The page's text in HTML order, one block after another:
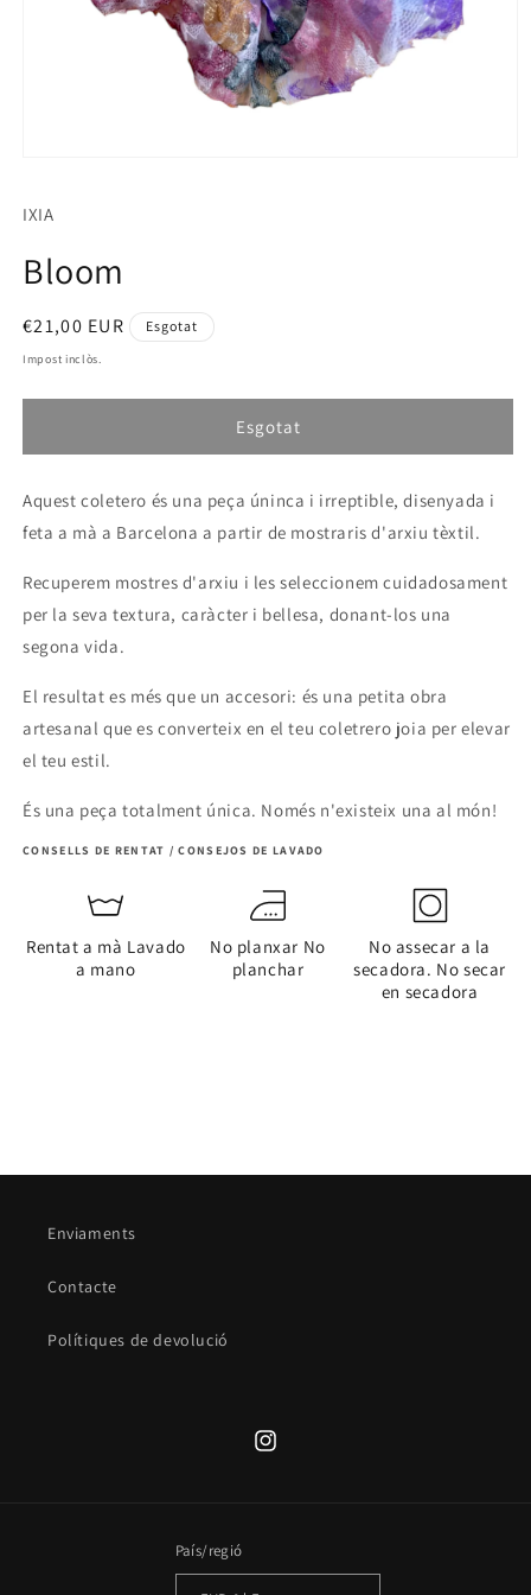
1
finestra
modal
IXIA
Bloom
Preu
habitual
€21,00 EUR Esgotat
Impost inclòs.
Esgotat
Aquest coletero és una peça úninca i irreptible, disenyada i
feta a mà a Barcelona a partir de mostraris d'arxiu tèxtil.
Recuperem mostres d'arxiu i les seleccionem cuidadosament
per la seva textura, caràcter i bellesa, donant-los una
segona vida.
El resultat es més que un accesori: és una petita obra
artesanal que es converteix en el teu coletrero joia per elevar
el teu estil.
És una peça totalment única. Només n'existeix una al món!
CONSELLS DE RENTAT / CONSEJOS DE LAVADO
Rentat a mà Lavado
a mano
No planxar No
planchar
No assecar a la
secadora. No secar
en secadora
Enviaments
Contacte
Polítiques de devolució
Translation
País/regió